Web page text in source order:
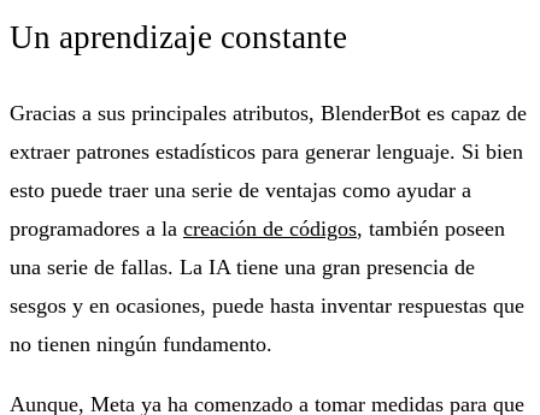
Un aprendizaje constante
Gracias a sus principales atributos, BlenderBot es capaz de
extraer patrones estadísticos para generar lenguaje. Si bien
esto puede traer una serie de ventajas como ayudar a
programadores a la creación de códigos, también poseen
una serie de fallas. La IA tiene una gran presencia de
sesgos y en ocasiones, puede hasta inventar respuestas que
no tienen ningún fundamento.
Aunque, Meta ya ha comenzado a tomar medidas para que